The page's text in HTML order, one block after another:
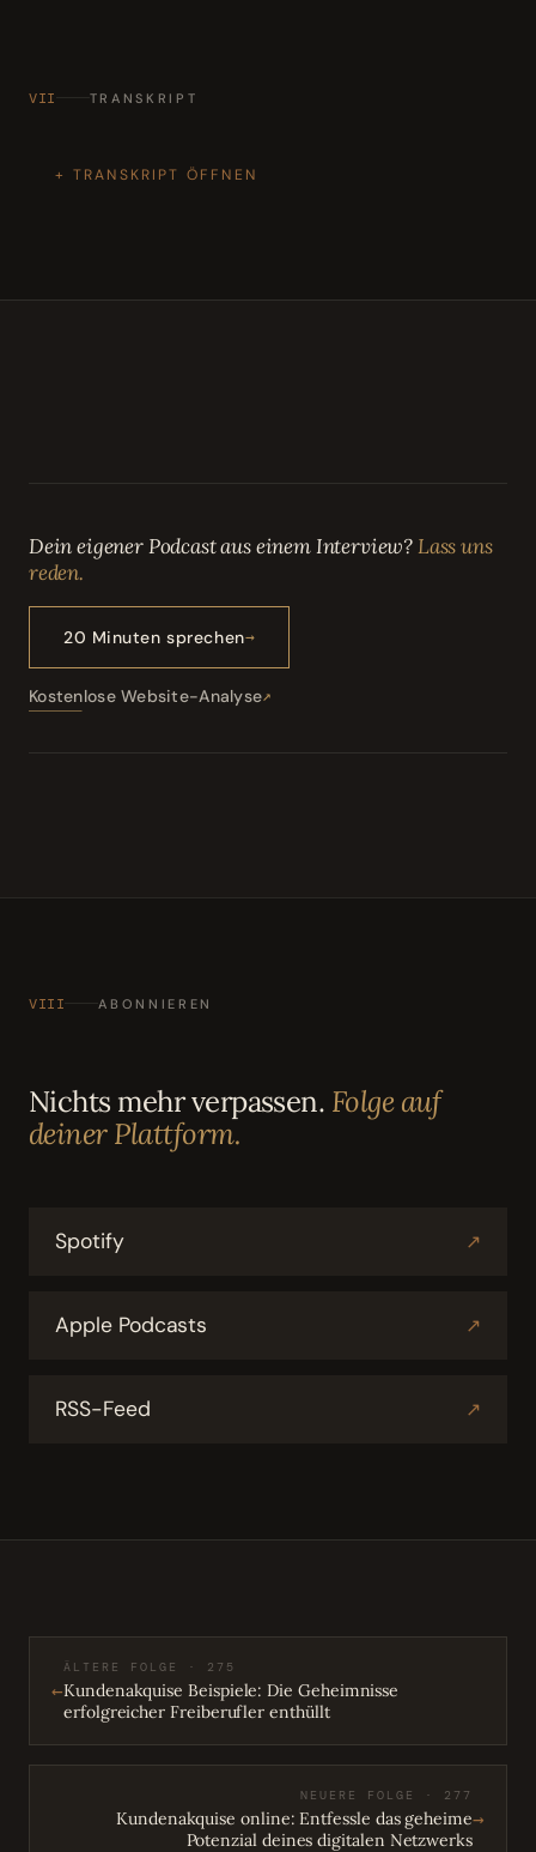
VII TRANSKRIPT
TRANSKRIPT ÖFFNEN
Dein eigener Podcast aus einem Interview?Lass uns
reden.
20 Minuten sprechen
Kostenlose Website-Analyse
VIII ABONNIEREN
Nichts mehr verpassen. Folge auf
deiner Plattform.
Spotify ↗
Apple Podcasts ↗
RSS-Feed ↗
←
ÄLTERE FOLGE · 275
Kundenakquise Beispiele: Die Geheimnisse
erfolgreicher Freiberufler enthüllt
NEUERE FOLGE · 277
Kundenakquise online: Entfessle das geheime
Potenzial deines digitalen Netzwerks
→